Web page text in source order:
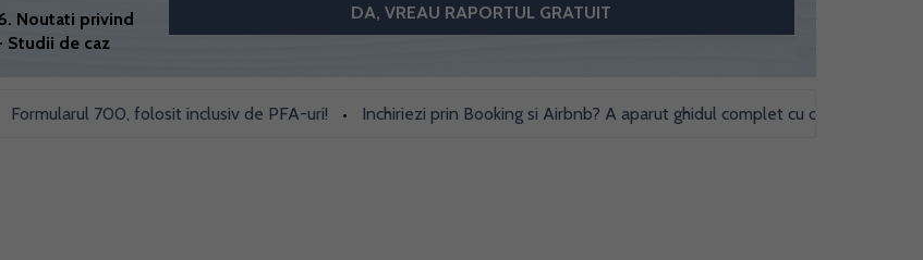
Noutati privind
Studii de caz
700, folosit inclusiv de PFA-uri! • Inchiriezi prin Booking si Airbnb? A aparut ghidul complet cu obligatii fiscale si